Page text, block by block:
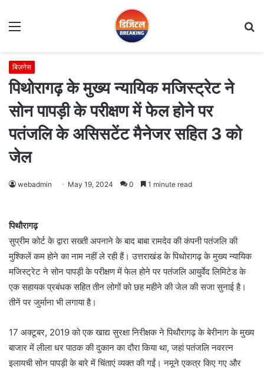
Menu
बिज़नेस
पिथोरागढ़ के मुख्य न्यायिक मजिस्ट्रेट ने
सोन पापड़ी के परीक्षण में फेल होने पर
पतंजलि के असिसटेंट मैनेजर सहित 3 को
जेल
webadmin May 19, 2024 0 1 minute read
पिथौरागढ़
सुप्रीम कोर्ट के द्वारा सख्ती अपनाने के बाद बाबा रामदेव की कंपनी पतंजलि की
मुश्किलें कम होने का नाम नहीं ले रही हैं। उत्तराखंड के पिथोरागढ़ के मुख्य न्यायिक
मजिस्ट्रेट ने सोन पापड़ी के परीक्षण में फेल होने पर पतंजलि आयुर्वेद लिमिटेड के
एक सहायक प्रबंधक सहित तीन लोगों को छह महीने की जेल की सजा सुनाई है।
तीनें पर जुर्माना भी लगाया है।
17 अक्टूबर, 2019 को एक खाद्य सुरक्षा निरीक्षक ने पिथौरागढ़ के बेरीनाग के मुख्य
बाजार में लीला धर पाठक की दुकान का दौरा किया था, जहां पतंजलि नवरत्न
इलायची सोन पापड़ी के बारे में चिंताएं व्यक्त की गईं। नमूने एकत्र किए गए और